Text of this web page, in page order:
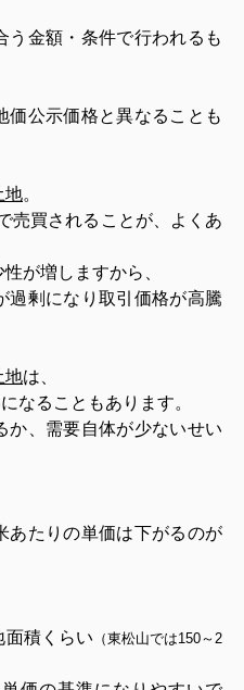
う金額・条件で行われるも
価公示価格と異なることも
地。
売買されることが、よくあ
が増しますから、
過剰になり取引価格が高騰
地は、
なることもあります。
か、需要自体が少ないせい
あたりの単価は下がるのが
面積くらい （東松山では150～2